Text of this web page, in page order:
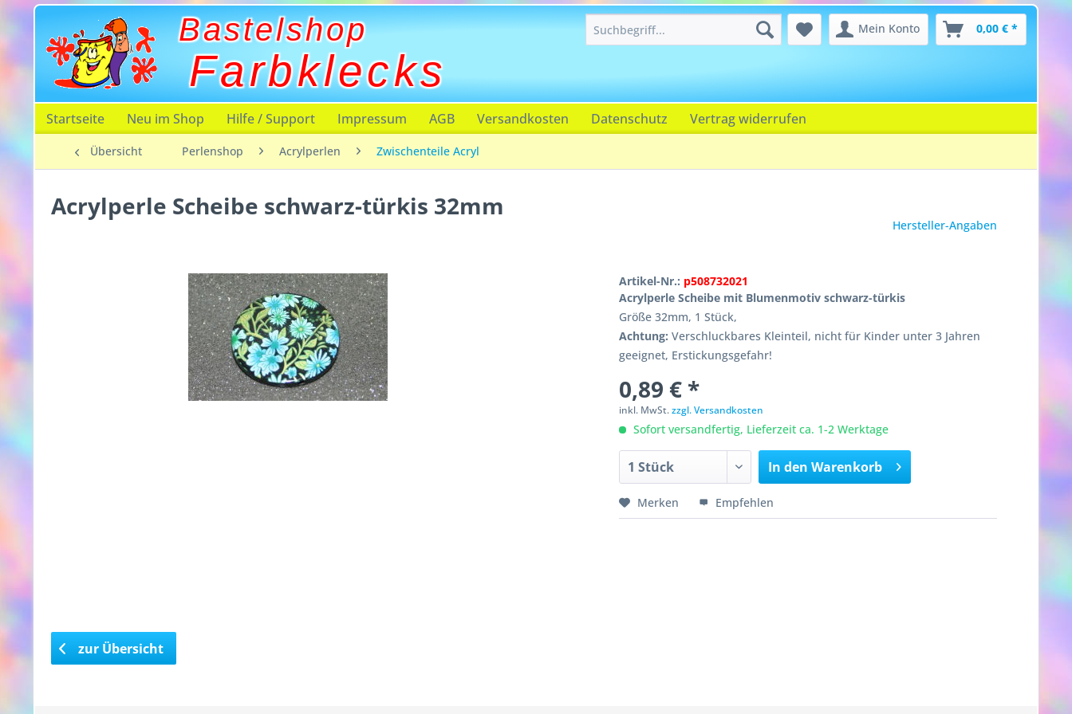
Bastelshop
Farbklecks
Mein Konto 0,00 € *
Startseite Neu im Shop Hilfe / Support Impressum AGB Versandkosten Datenschutz Vertrag widerrufen
Übersicht Perlenshop Acrylperlen Zwischenteile Acryl
Acrylperle Scheibe schwarz-türkis 32mm
Hersteller-Angaben
Artikel-Nr.: p508732021
Acrylperle Scheibe mit Blumenmotiv schwarz-türkis
Größe 32mm, 1 Stück,
Achtung: Verschluckbares Kleinteil, nicht für Kinder unter 3 Jahren
geeignet, Erstickungsgefahr!
0,89 € *
inkl. MwSt.zzgl. Versandkosten
Sofort versandfertig, Lieferzeit ca. 1-2 Werktage
In den Warenkorb
Merken Empfehlen
zur Übersicht